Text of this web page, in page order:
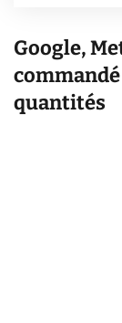
Google,
quantités